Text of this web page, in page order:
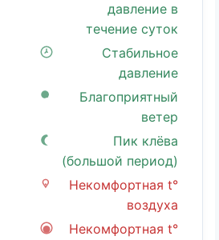
давление в
течение суток
Стабильное
давление
Благоприятный
ветер
Пик клёва
(большой период)
Некомфортная t°
воздуха
Некомфортная t°